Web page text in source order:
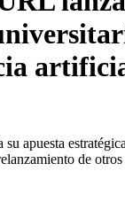
su apuesta
de